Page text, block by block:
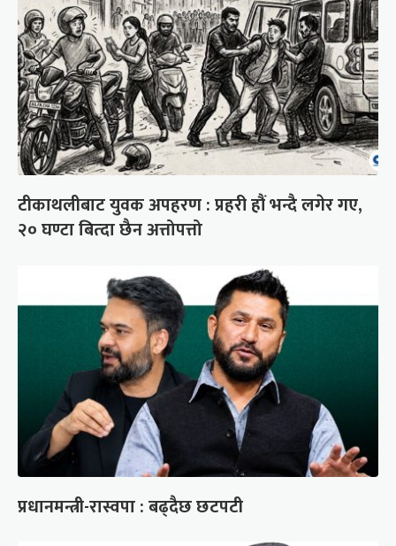
टीकाथलीबाट युवक अपहरण : प्रहरी हौं भन्दै लगेर गए,
२० घण्टा बित्दा छैन अत्तोपत्तो
प्रधानमन्त्री-रास्वपा : बढ्दैछ छटपटी